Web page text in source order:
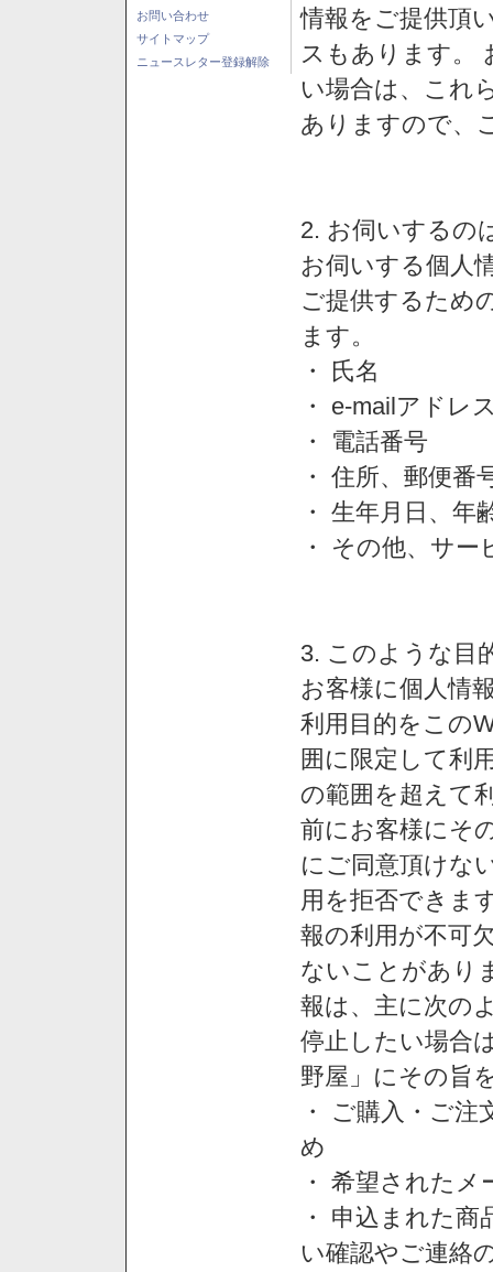
お問い合わせ
サイトマップ
ニュースレター登録解除
情報をご提供頂
スもあります。
い場合は、これ
ありますので、
2. お伺いするの
お伺いする個人
ご提供するため
ます。
・ 氏名
・ e-mailアドレ
・ 電話番号
・ 住所、郵便番
・ 生年月日、年
・ その他、サ
3. このような目
お客様に個人情
利用目的をこの
囲に限定して利
の範囲を超えて
前にお客様にそ
にご同意頂けな
用を拒否できま
報の利用が不可
ないことがあり
報は、主に次の
停止したい場合
野屋」にその旨
・ ご購入・ご
め
・ 希望された
・ 申込まれた
い確認やご連絡